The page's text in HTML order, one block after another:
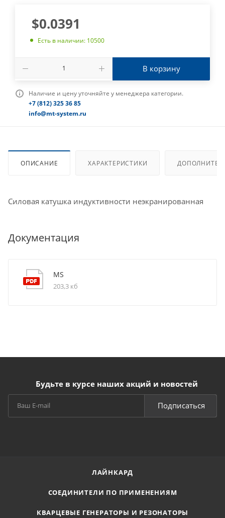
$0.0391
Есть в наличии: 10500
В корзину
Наличие и цену уточняйте у менеджера категории.
+7 (812) 325 36 85
info@mt-system.ru
ОПИСАНИЕ ХАРАКТЕРИСТИКИ
Силовая катушка индуктивности неэкранированная
Документация
MS
203,3 кб
Будьте в курсе наших акций и новостей
Подписаться
ЛАЙНКАРД
СОЕДИНИТЕЛИ ПО ПРИМЕНЕНИЯМ
КВАРЦЕВЫЕ ГЕНЕРАТОРЫ И РЕЗОНАТОРЫ